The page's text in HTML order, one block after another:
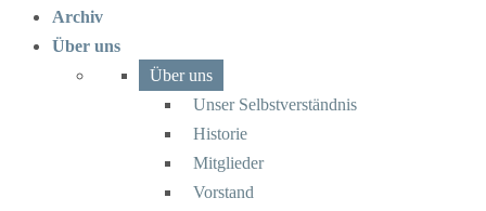
Archiv
Über uns
Über uns
Unser Selbstverständnis
Historie
Mitglieder
Vorstand